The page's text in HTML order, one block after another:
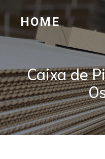
HOME
Caixa de